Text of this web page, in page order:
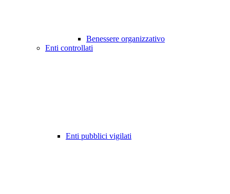
Benessere organizzativo
Enti controllati
Enti pubblici vigilati